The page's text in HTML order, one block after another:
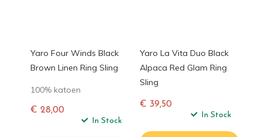
Yaro Four Winds Black
Brown Linen Ring Sling
100% katoen
€ 28,00
In Stock
Yaro La Vita Duo Black
Alpaca Red Glam Ring
Sling
€ 39,50
In Stock